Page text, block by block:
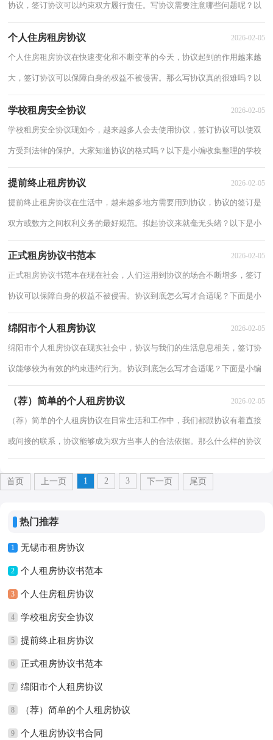
协议，签订协议可以约束双方履行责任。写协议需要注意哪些问题呢？以
个人住房租房协议 2026-02-05
个人住房租房协议在快速变化和不断变革的今天，协议起到的作用越来越
大，签订协议可以保障自身的权益不被侵害。那么写协议真的很难吗？以
学校租房安全协议 2026-02-05
学校租房安全协议现如今，越来越多人会去使用协议，签订协议可以使双
方受到法律的保护。大家知道协议的格式吗？以下是小编收集整理的学校
提前终止租房协议 2026-02-05
提前终止租房协议在生活中，越来越多地方需要用到协议，协议的签订是
双方或数方之间权利义务的最好规范。拟起协议来就毫无头绪？以下是小
正式租房协议书范本 2026-02-05
正式租房协议书范本在现在社会，人们运用到协议的场合不断增多，签订
协议可以保障自身的权益不被侵害。协议到底怎么写才合适呢？下面是小
绵阳市个人租房协议 2026-02-05
绵阳市个人租房协议在现实社会中，协议与我们的生活息息相关，签订协
议能够较为有效的约束违约行为。协议到底怎么写才合适呢？下面是小编
（荐）简单的个人租房协议 2026-02-05
（荐）简单的个人租房协议在日常生活和工作中，我们都跟协议有着直接
或间接的联系，协议能够成为双方当事人的合法依据。那么什么样的协议
首页 上一页 1 2 3 下一页 尾页
热门推荐
1 无锡市租房协议
2 个人租房协议书范本
3 个人住房租房协议
4 学校租房安全协议
5 提前终止租房协议
6 正式租房协议书范本
7 绵阳市个人租房协议
8 （荐）简单的个人租房协议
9 个人租房协议书合同